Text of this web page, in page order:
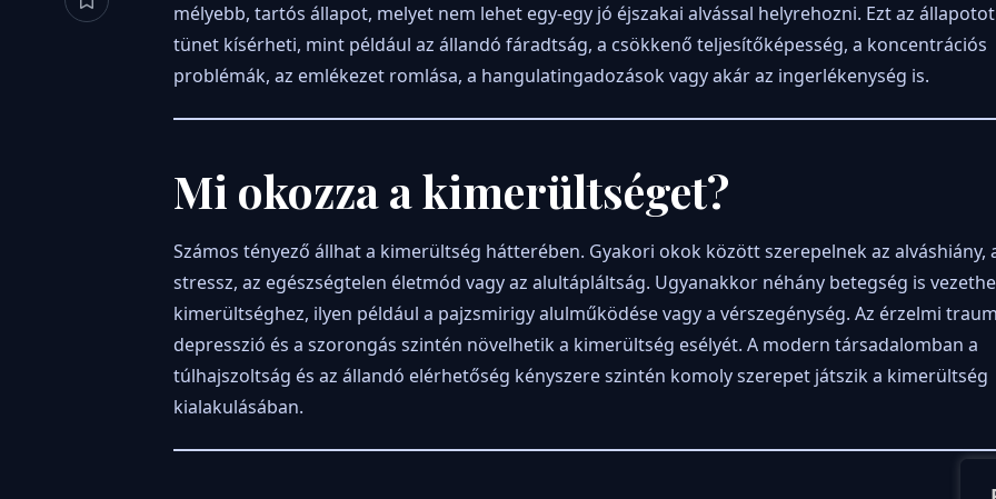
mélyebb, tartós állapot, melyet nem lehet egy-egy jó éjszakai alvással helyrehozni. Ezt az
tünet kísérheti, mint például az állandó fáradtság, a csökkenő teljesítőképesség, a koncentrációs
problémák, az emlékezet romlása, a hangulatingadozások vagy akár az ingerlékenység is.
Mi okozza a kimerültséget?
Számos tényező állhat a kimerültség hátterében. Gyakori okok között szerepelnek az alváshiány,
stressz, az egészségtelen életmód vagy az alultápláltság. Ugyanakkor néhány betegség is
kimerültséghez, ilyen például a pajzsmirigy alulműködése vagy a vérszegénység. Az érzelmi
depresszió és a szorongás szintén növelhetik a kimerültség esélyét. A modern társadalomban a
túlhajszoltság és az állandó elérhetőség kényszere szintén komoly szerepet játszik a kimerültség
kialakulásában.